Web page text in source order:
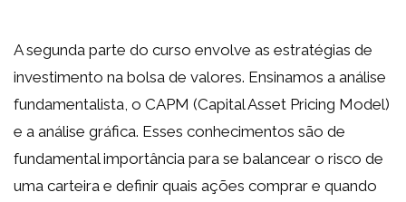
A segunda parte do curso envolve as estratégias de
investimento na bolsa de valores. Ensinamos a análise
fundamentalista, o CAPM (Capital Asset Pricing Model)
e a análise gráfica. Esses conhecimentos são de
fundamental importância para se balancear o risco de
uma carteira e definir quais ações comprar e quando